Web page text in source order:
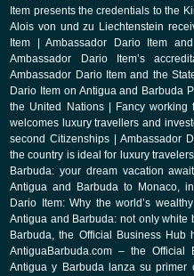
Item presents the credentials to the
Alois von und zu Liechtenstein
Item |Ambassador Dario Item
Ambassador Dario Item’s
Ambassador Dario Item and the
Dario Item on Antigua and Barbuda
the United Nations|
Fancy working
welcomes luxury travellers and
second Citizenships
Ambassador
the country is ideal for luxury travelers
Barbuda: your dream vacation
Antigua and Barbuda to Monaco,
Dario Item: Why the world’s
Antigua and Barbuda: not only white
Barbuda, the Official Business Hub
AntiguaBarbuda.com – the Official
Antigua y Barbuda lanza su primer